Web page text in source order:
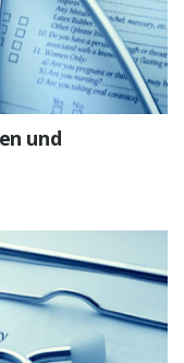
und